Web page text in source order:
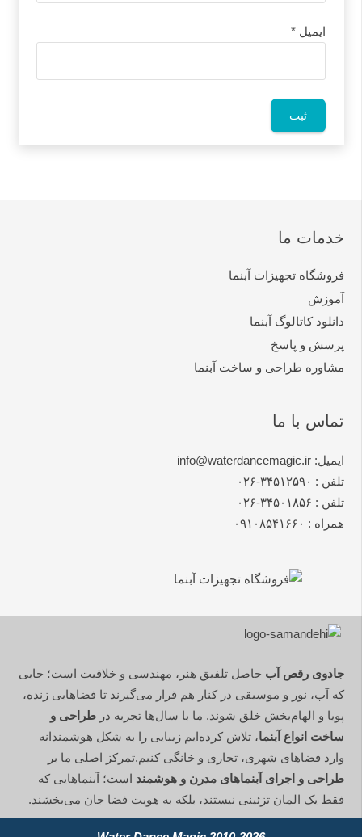
ایمیل *
خدمات ما
فروشگاه تجهیزات آبنما
آموزش
دانلود کاتالوگ آبنما
پرسش و پاسخ
مشاوره طراحی و ساخت آبنما
تماس با ما
ایمیل: info@waterdancemagic.ir
تلفن : ۳۴۵۱۲۵۹۰-۰۲۶
تلفن : ۳۴۵۰۱۸۵۶-۰۲۶
همراه : ۰۹۱۰۸۵۴۱۶۶۰
جادوی رقص آب حاصل تلفیق هنر، مهندسی و خلاقیت است؛ جایی
که آب، نور و موسیقی در کنار هم قرار می‌گیرند تا فضاهایی زنده،
پویا و الهام‌بخش خلق شوند. ما با سال‌ها تجربه درطراحی و
ساخت انواع آبنما، تلاش کرده‌ایم زیبایی را به شکل هوشمندانه
وارد فضاهای شهری، تجاری و خانگی کنیم.تمرکز اصلی ما بر
طراحی و اجرای آبنماهای مدرن و هوشمند است؛ آبنماهایی که
فقط یک المان تزئینی نیستند، بلکه به هویت فضا جان می‌بخشند.